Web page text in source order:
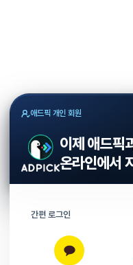
애드픽 개인 회원
이제 애드픽
온라인에서
간편 로그인